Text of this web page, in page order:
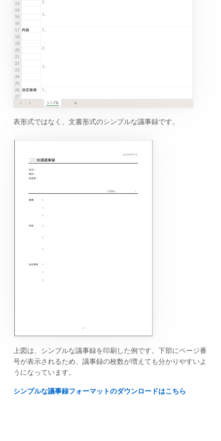
表形式ではなく、文書形式のシンプルな議事録です。
上図は、シンプルな議事録を印刷した例です。下部にページ番
号が表示されるため、議事録の枚数が増えても分かりやすいよ
うになっています。
シンプルな議事録フォーマットのダウンロードはこちら